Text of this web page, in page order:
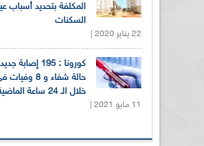
المكلفة بتحديد أسباب
السكنات
22 يناير 2020 |
حالة شفاء و 8
خلال الـ 24 ساعة الماضية
11 مايو 2021 |